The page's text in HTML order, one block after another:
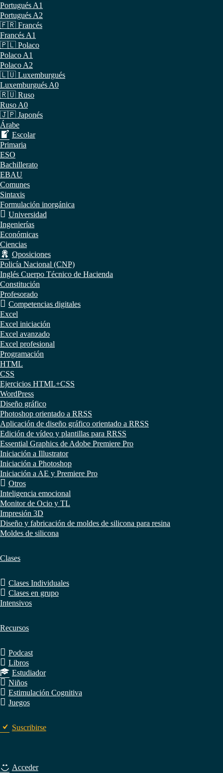
Portugués A1
Portugués A2
🇫🇷 Francés
Francés A1
🇵🇱 Polaco
Polaco A1
Polaco A2
🇱🇺 Luxemburgués
Luxemburgués A0
🇷🇺 Ruso
Ruso A0
🇯🇵 Japonés
Árabe
Escolar
Primaria
ESO
Bachillerato
EBAU
Comunes
Sintaxis
Formulación inorgánica
Universidad
Ingenierías
Económicas
Ciencias
Oposiciones
Policía Nacional (CNP)
Inglés Cuerpo Técnico de Hacienda
Constitución
Profesorado
Competencias digitales
Excel
Excel iniciación
Excel avanzado
Excel profesional
Programación
HTML
CSS
Ejercicios HTML+CSS
WordPress
Diseño gráfico
Photoshop orientado a RRSS
Aplicación de diseño gráfico orientado a RRSS
Edición de vídeo y plantillas para RRSS
Essential Graphics de Adobe Premiere Pro
Iniciación a Illustrator
Iniciación a Photoshop
Iniciación a AE y Premiere Pro
Otros
Inteligencia emocional
Monitor de Ocio y TL
Impresión 3D
Diseño y fabricación de moldes de silicona para resina
Moldes de silicona
Clases
Clases Individuales
Clases en grupo
Intensivos
Recursos
Podcast
Libros
Estudiador
Niños
Estimulación Cognitiva
Juegos
Suscribirse
Acceder